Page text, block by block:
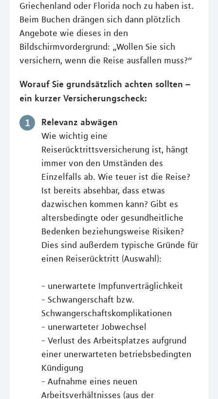
Griechenland oder Florida noch zu haben ist.
Beim Buchen drängen sich dann plötzlich
Angebote wie dieses in den
Bildschirmvordergrund: „Wollen Sie sich
versichern, wenn die Reise ausfallen muss?“
Worauf Sie grundsätzlich achten sollten –
ein kurzer Versicherungscheck:
Relevanz abwägen
Wie wichtig eine
Reiserücktrittsversicherung ist, hängt
immer von den Umständen des
Einzelfalls ab. Wie teuer ist die Reise?
Ist bereits absehbar, dass etwas
dazwischen kommen kann? Gibt es
altersbedingte oder gesundheitliche
Bedenken beziehungsweise Risiken?
Dies sind außerdem typische Gründe für
einen Reiserücktritt (Auswahl):
- unerwartete Impfunverträglichkeit
- Schwangerschaft bzw.
Schwangerschaftskomplikationen
- unerwarteter Jobwechsel
- Verlust des Arbeitsplatzes aufgrund
einer unerwarteten betriebsbedingten
Kündigung
- Aufnahme eines neuen
Arbeitsverhältnisses (aus der